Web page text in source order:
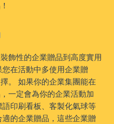
飾性的企業贈品到高度實用
在活動中多使用企業贈
。 如果你的企業集團能在
一定會為你的企業活動加
印刷看板、客製化氣球等
的企業贈品，這些企業贈